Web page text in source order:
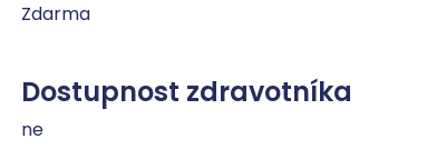
Zdarma
Dostupnost zdravotníka
ne